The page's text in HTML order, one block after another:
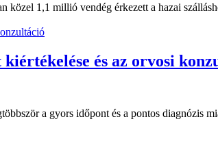
1,1 millió vendég érkezett a hazai
és az orvosi
a gyors időpont és a pontos diagnózis